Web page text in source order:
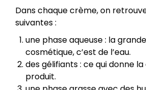
Dans chaque crème, on
suivantes :
une phase aqueuse : la
cosmétique, c’est de l’eau.
des gélifiants : ce qui donne
produit.